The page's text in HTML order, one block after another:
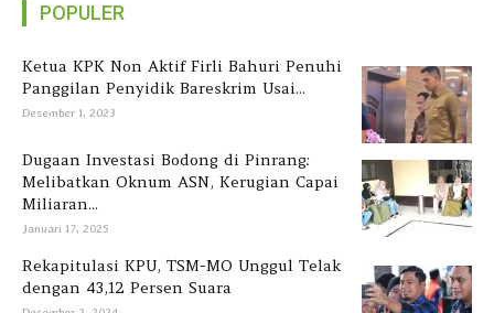
POPULER
Ketua KPK Non Aktif Firli Bahuri Penuhi
Panggilan Penyidik Bareskrim Usai...
Desember 1, 2023
Dugaan Investasi Bodong di Pinrang:
Melibatkan Oknum ASN, Kerugian Capai
Miliaran...
Januari 17, 2025
Rekapitulasi KPU, TSM-MO Unggul Telak
dengan 43,12 Persen Suara